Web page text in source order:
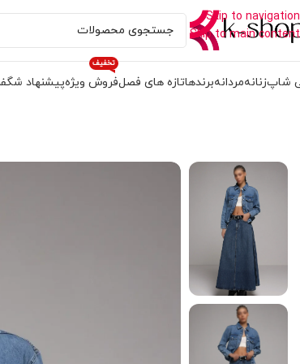
Skip to navigation
Skip to main content
شاپزنانهمردانهبرندهاتازه های فصلفروش ویژه
تخفیف
پیشنهاد